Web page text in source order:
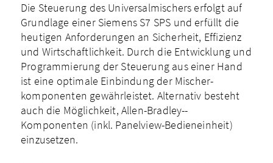
Die Steuerung des Universalmischers erfolgt auf
Grundlage einer Siemens S7 SPS und erfüllt die
heutigen Anforderungen an Sicherheit, Effizienz
und Wirtschaft­lichkeit. Durch die Entwicklung und
Programmierung der Steuerung aus einer Hand
ist eine optimale Einbindung der Mischer­
komponenten gewährleistet. Alternativ besteht
auch die Möglichkeit, Allen­-Bradley-­
Komponenten (inkl. Panelview­-Bedieneinheit)
einzusetzen.